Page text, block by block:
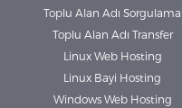
Toplu Alan Adı Sorgulama
Toplu Alan Adı Transfer
Linux Web Hosting
Linux Bayi Hosting
Windows Web Hosting